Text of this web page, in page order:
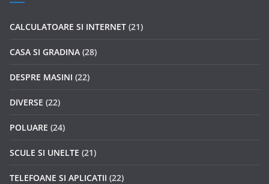
CALCULATOARE SI INTERNET (21)
CASA SI GRADINA (28)
DESPRE MASINI (22)
DIVERSE (22)
POLUARE (24)
SCULE SI UNELTE (21)
TELEFOANE SI APLICATII (22)